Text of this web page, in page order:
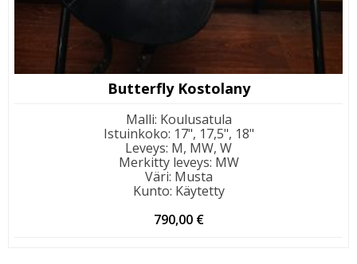
Butterfly Kostolany
Malli: Koulusatula
Istuinkoko: 17", 17,5", 18"
Leveys: M, MW, W
Merkitty leveys: MW
Väri: Musta
Kunto: Käytetty
790,00 €